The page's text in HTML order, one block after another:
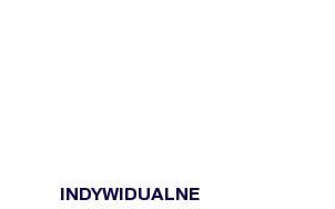
INDYWIDUALNE